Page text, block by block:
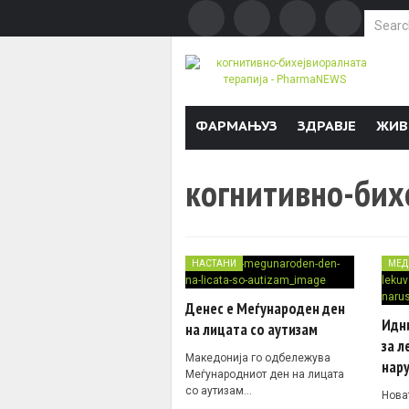
Search
ФАРМАЊУЗ ЗДРАВЈЕ
когни­тивно-
НАСТАНИ
Денес е Меѓународен ден
на лицата со аутизам
Македонија го одбележува
Меѓународниот ден на лицата
со аутизам…
за